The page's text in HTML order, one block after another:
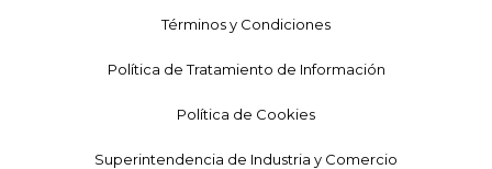
Términos y Condiciones
Política de Tratamiento de Información
Política de Cookies
Superintendencia de Industria y Comercio